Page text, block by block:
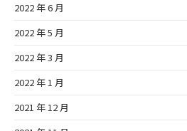
2022 年 6 月
2022 年 5 月
2022 年 3 月
2022 年 1 月
2021 年 12 月